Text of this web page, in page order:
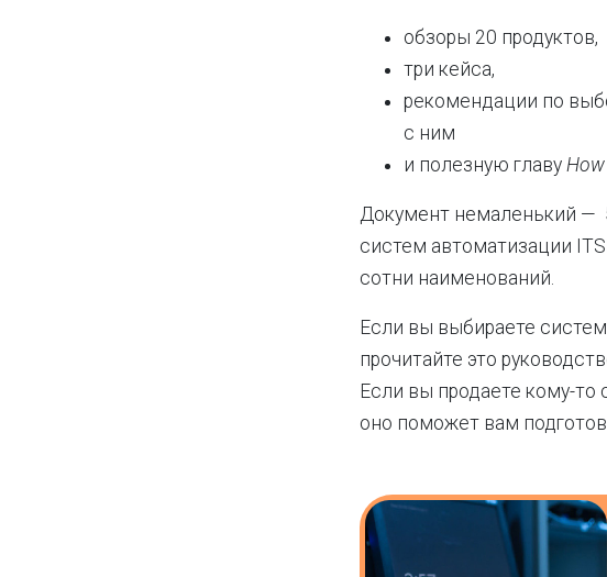
обзоры 20 продуктов,
три кейса,
рекомендации по
с ним
и полезную главу
Документ немаленький —
систем автоматизации
сотни наименований.
Если вы выбираете
прочитайте это
Если вы продаете кому-то
оно поможет вам